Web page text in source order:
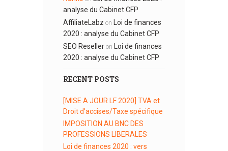
analyse du Cabinet CFP
AffiliateLabz on
Loi de finances
2020 : analyse du Cabinet CFP
SEO Reseller on
Loi de finances
2020 : analyse du Cabinet CFP
RECENT POSTS
[MISE A JOUR LF 2020] TVA et
Droit d’accises/Taxe spécifique
IMPOSITION AU BNC DES
PROFESSIONS LIBERALES
Loi de finances 2020 : vers